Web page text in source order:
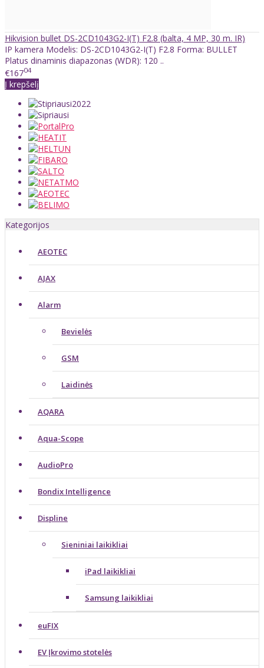
Hikvision bullet DS-2CD1043G2-I(T) F2.8 (balta, 4 MP, 30 m. IR)
IP kamera Modelis: DS-2CD1043G2-I(T) F2.8 Forma: BULLET
Platus dinaminis diapazonas (WDR): 120 ..
€16704
Į krepšelį
Kategorijos
AEOTEC
AJAX
Alarm
Bevielės
GSM
Laidinės
AQARA
Aqua-Scope
AudioPro
Bondix Intelligence
Displine
Sieniniai laikikliai
iPad laikikliai
Samsung laikikliai
euFIX
EV Įkrovimo stotelės